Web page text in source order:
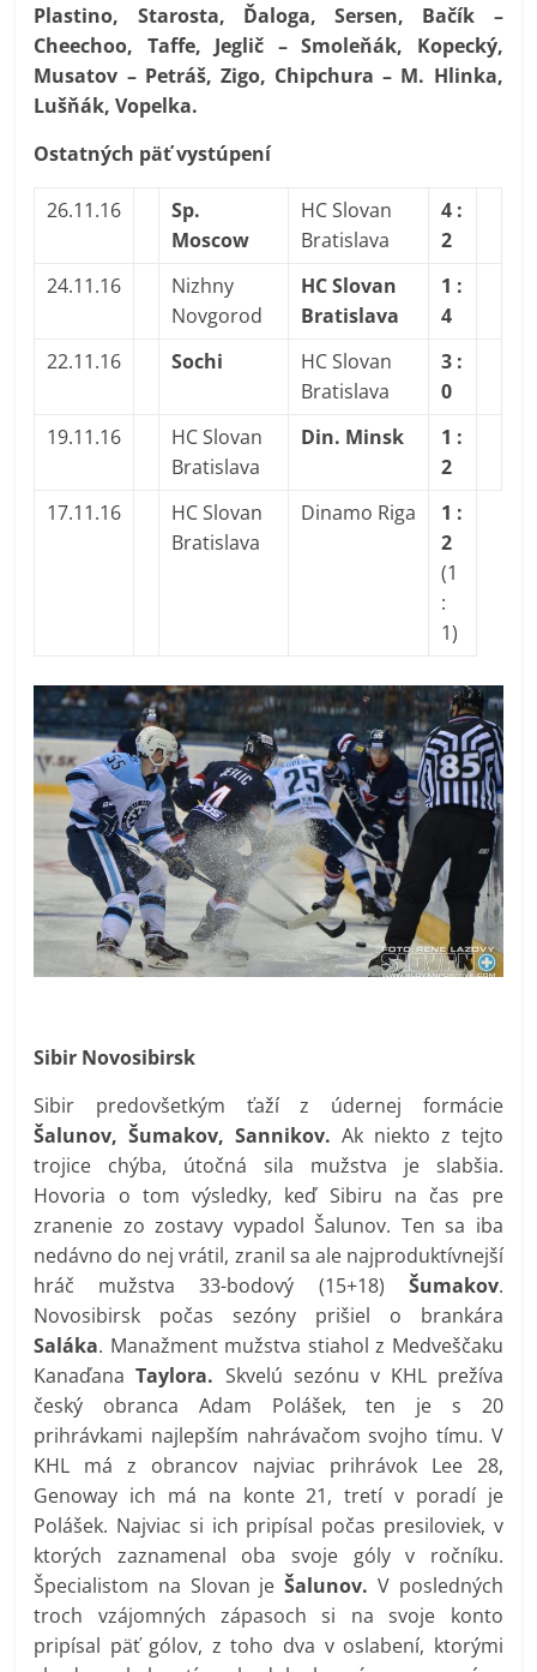
Plastino, Starosta, Ďaloga, Sersen, Bačík –
Cheechoo, Taffe, Jeglič – Smoleňák, Kopecký,
Musatov – Petráš, Zigo, Chipchura – M. Hlinka,
Lušňák, Vopelka.
Ostatných päť vystúpení
26.11.16
Sp.
Moscow
HC Slovan
Bratislava
4 :
2
24.11.16
Nizhny
Novgorod
HC Slovan
Bratislava
1 :
4
22.11.16
Sochi
HC Slovan
Bratislava
3 :
0
19.11.16
HC Slovan
Bratislava
Din. Minsk
1 :
2
17.11.16
HC Slovan
Bratislava
Dinamo Riga
1 :
2
(1
:
1)
Sibir Novosibirsk
Sibir predovšetkým ťaží z údernej formácie
Šalunov, Šumakov, Sannikov. Ak niekto z tejto
trojice chýba, útočná sila mužstva je slabšia.
Hovoria o tom výsledky, keď Sibiru na čas pre
zranenie zo zostavy vypadol Šalunov. Ten sa iba
nedávno do nej vrátil, zranil sa ale najproduktívnejší
hráč mužstva 33-bodový (15+18) Šumakov.
Novosibirsk počas sezóny prišiel o brankára
Saláka. Manažment mužstva stiahol z Medveščaku
KanaďanaTaylora. Skvelú sezónu v KHL prežíva
český obranca Adam Polášek, ten je s 20
prihrávkami najlepším nahrávačom svojho tímu. V
KHL má z obrancov najviac prihrávok Lee 28,
Genoway ich má na konte 21, tretí v poradí je
Polášek. Najviac si ich pripísal počas presiloviek, v
ktorých zaznamenal oba svoje góly v ročníku.
Špecialistom na Slovan jeŠalunov. V posledných
troch vzájomných zápasoch si na svoje konto
pripísal päť gólov, z toho dva v oslabení, ktorými